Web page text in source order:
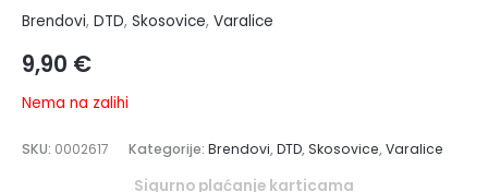
Brendovi, DTD, Skosovice, Varalice
9,90 €
Nema na zalihi
SKU: 0002617 Kategorije: Brendovi,DTD,Skosovice,Varalice
Sigurno plaćanje karticama